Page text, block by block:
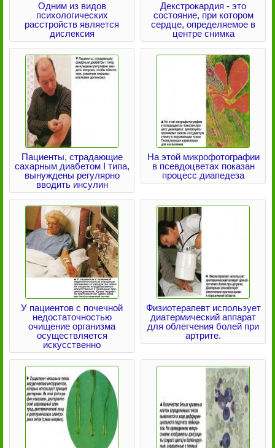
Одним из видов
психологических
расстройств является
дислексия
Декстрокардия - это
состояние, при котором
сердце, определяемое в
центре снимка
Пациенты, страдающие
сахарным диабетом I типа,
вынуждены регулярно
вводить инсулин
На этой микрофотографии
в псевдоцветах показан
процесс диапедеза
У пациентов с почечной
недостаточностью
очищение организма
осуществляется
искусственно
Физиотерапевт использует
диатермический аппарат
для облегчения болей при
артрите.